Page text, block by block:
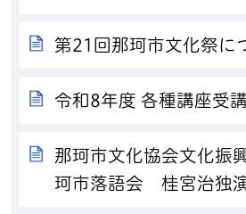
第21回那珂市文化祭に
令和8年度 各種講座受
那珂市文化協会文化振
珂市落語会 桂宮治独演